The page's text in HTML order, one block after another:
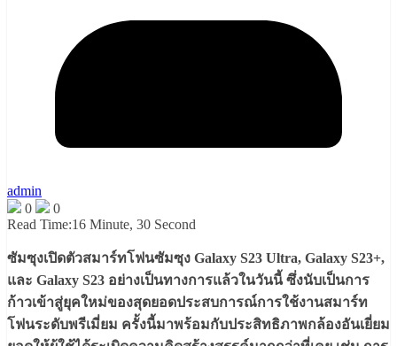
admin
0
0
Read Time:16 Minute, 30 Second
ซัมซุงเปิดตัวสมาร์ทโฟนซัมซุง Galaxy S23 Ultra, Galaxy S23+,
และ Galaxy S23 อย่างเป็นทางการแล้วในวันนี้ ซึ่งนับเป็นการ
ก้าวเข้าสู่ยุคใหม่ของสุดยอดประสบการณ์การใช้งานสมาร์ท
โฟนระดับพรีเมี่ยม ครั้งนี้มาพร้อมกับประสิทธิภาพกล้องอันเยี่ยม